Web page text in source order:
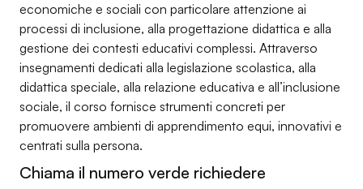
economiche e sociali con particolare attenzione ai
processi di inclusione, alla progettazione didattica e alla
gestione dei contesti educativi complessi. Attraverso
insegnamenti dedicati alla legislazione scolastica, alla
didattica speciale, alla relazione educativa e all’inclusione
sociale, il corso fornisce strumenti concreti per
promuovere ambienti di apprendimento equi, innovativi e
centrati sulla persona.
Chiama il numero verde richiedere